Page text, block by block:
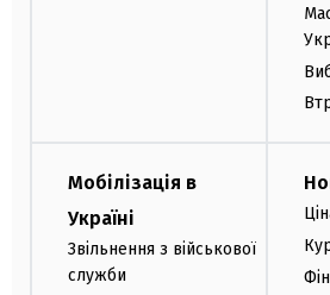
Мобілізація в
Україні
Звільнення з військової
служби